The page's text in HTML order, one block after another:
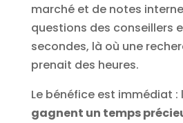
marché et de notes
questions des conseillers
secondes, là où une
prenait des heures.
Le bénéfice est immédiat :
gagnent un temps